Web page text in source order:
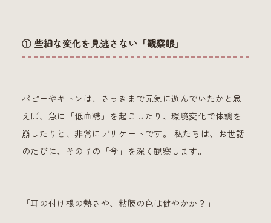
① 些細な変化を見逃さない「観察眼」
パピーやキトンは、さっきまで元気に遊んでいたかと思
えば、急に「低血糖」を起こしたり、環境変化で体調を
崩したりと、非常にデリケートです。 私たちは、お世話
のたびに、その子の「今」を深く観察します。
「耳の付け根の熱さや、粘膜の色は健やかか？」